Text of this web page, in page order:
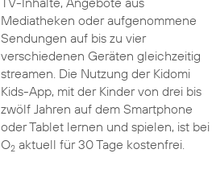
Mediatheken oder aufgenommene
Sendungen auf bis zu vier
verschiedenen Geräten gleichzeitig
streamen. Die Nutzung der Kidomi
Kids-App, mit der Kinder von drei bis
zwölf Jahren auf dem Smartphone
oder Tablet lernen und spielen, ist bei
O2aktuell für 30 Tage kostenfrei.